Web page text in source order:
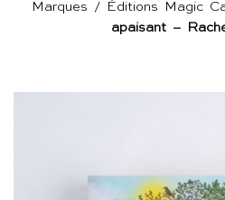
Marques / Éditions Magic
apaisant –